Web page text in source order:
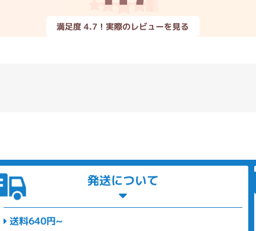
満足度 4.7！実際のレビューを見る
発送について
送料640円~
発売日